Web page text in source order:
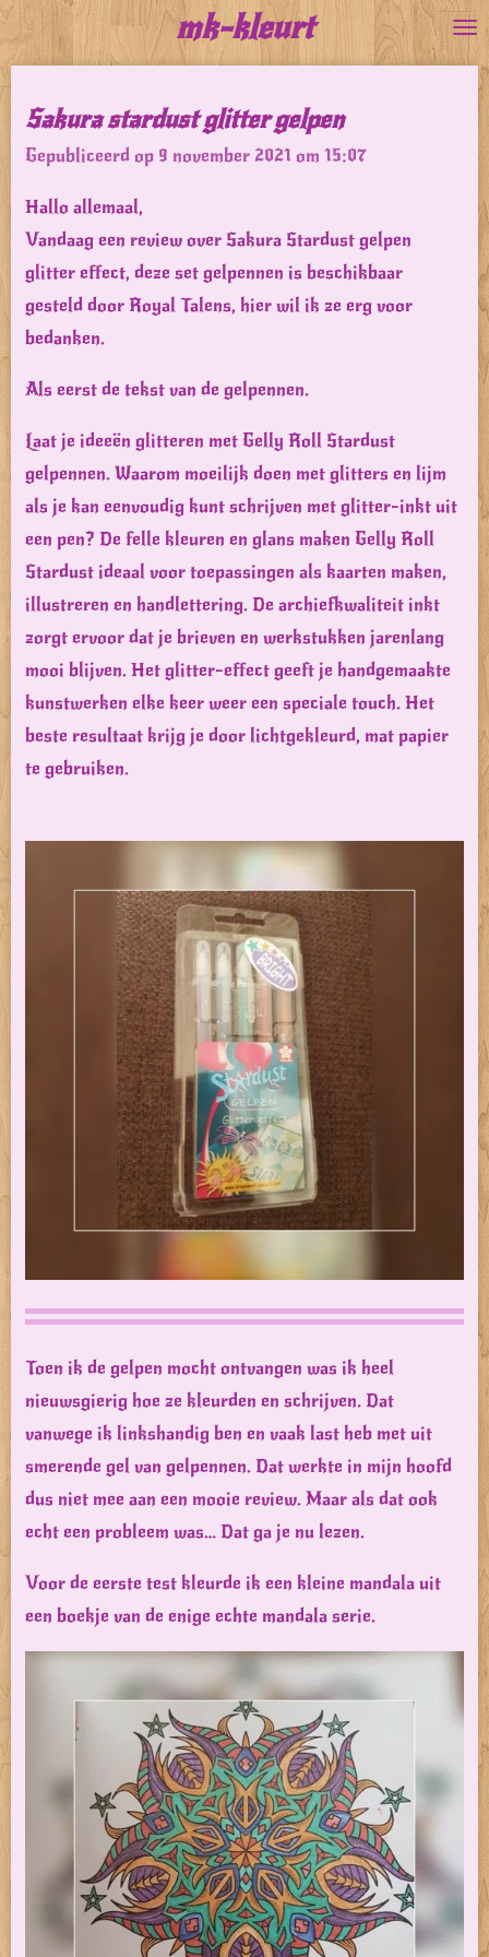
direct
de
hoofdinhoud
mk-kleurt
Sakura stardust glitter gelpen
Gepubliceerd op 9 november 2021 om 15:07
Hallo allemaal,
Vandaag een review over Sakura Stardust gelpen
glitter effect, deze set gelpennen is beschikbaar
gesteld door Royal Talens, hier wil ik ze erg voor
bedanken.
Als eerst de tekst van de gelpennen.
Laat je ideeën glitteren met Gelly Roll Stardust
gelpennen. Waarom moeilijk doen met glitters en lijm
als je kan eenvoudig kunt schrijven met glitter-inkt uit
een pen? De felle kleuren en glans maken Gelly Roll
Stardust ideaal voor toepassingen als kaarten maken,
illustreren en handlettering. De archiefkwaliteit inkt
zorgt ervoor dat je brieven en werkstukken jarenlang
mooi blijven. Het glitter-effect geeft je handgemaakte
kunstwerken elke keer weer een speciale touch. Het
beste resultaat krijg je door lichtgekleurd, mat papier
te gebruiken.
Toen ik de gelpen mocht ontvangen was ik heel
nieuwsgierig hoe ze kleurden en schrijven. Dat
vanwege ik linkshandig ben en vaak last heb met uit
smerende gel van gelpennen. Dat werkte in mijn hoofd
dus niet mee aan een mooie review. Maar als dat ook
echt een probleem was… Dat ga je nu lezen.
Voor de eerste test kleurde ik een kleine mandala uit
een boekje van de enige echte mandala serie.